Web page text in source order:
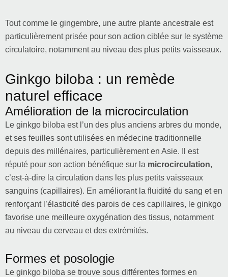
Tout comme le gingembre, une autre plante ancestrale est
particulièrement prisée pour son action ciblée sur le système
circulatoire, notamment au niveau des plus petits vaisseaux.
Ginkgo biloba : un remède
naturel efficace
Amélioration de la microcirculation
Le ginkgo biloba est l’un des plus anciens arbres du monde,
et ses feuilles sont utilisées en médecine traditionnelle
depuis des millénaires, particulièrement en Asie. Il est
réputé pour son action bénéfique sur la microcirculation,
c’est-à-dire la circulation dans les plus petits vaisseaux
sanguins (capillaires). En améliorant la fluidité du sang et en
renforçant l’élasticité des parois de ces capillaires, le ginkgo
favorise une meilleure oxygénation des tissus, notamment
au niveau du cerveau et des extrémités.
Formes et posologie
Le ginkgo biloba se trouve sous différentes formes en